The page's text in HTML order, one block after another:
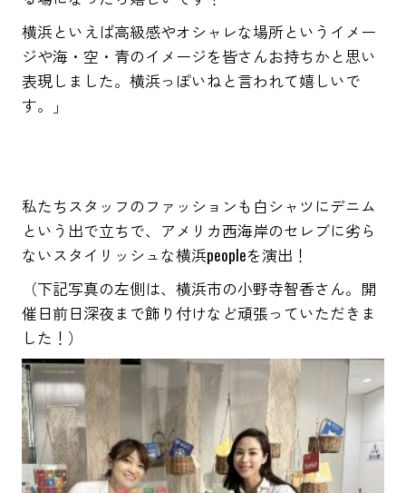
横浜といえば高級感やオシャレな場所というイメー
ジや海・空・青のイメージを皆さんお持ちかと思い
表現しました。横浜っぽいねと言われて嬉しいで
す。」
私たちスタッフのファッションも白シャツにデニム
という出で立ちで、アメリカ西海岸のセレブに劣ら
ないスタイリッシュな横浜peopleを演出！
（下記写真の左側は、横浜市の小野寺智香さん。開
催日前日深夜まで飾り付けなど頑張っていただきま
した！）